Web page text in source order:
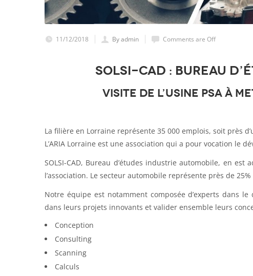
11/12/2018 By admin Comments are Off
SOLSI-CAD : Bureau
Visite de l’usine PSA à
La filière en Lorraine représente 35 000 emplois, soit près
L’ARIA Lorraine est une association qui a pour vocation le
SOLSI-CAD, Bureau d’études industrie automobile, en
l’association. Le secteur automobile représente près de
Notre équipe est notamment composée d’experts dans
dans leurs projets innovants et valider ensemble leurs
Conception
Consulting
Scanning
Calculs